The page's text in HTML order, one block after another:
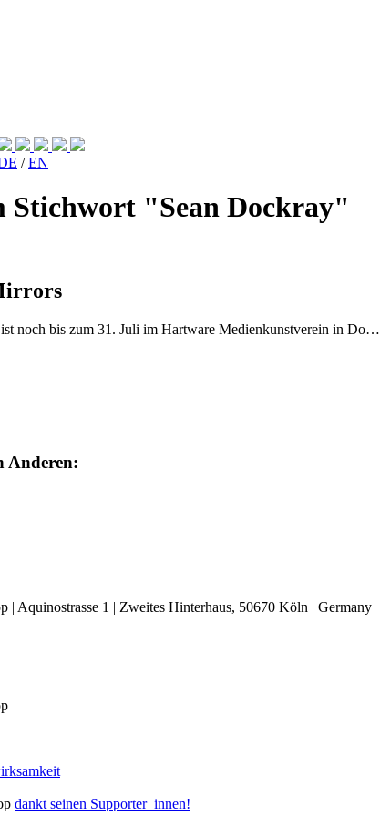
/EN
Stichwort "Sean Dockray"
noch bis zum 31. Juli im Hartware Medienkunstverein in Do…
Anderen:
| Aquinostrasse 1 | Zweites Hinterhaus, 50670 Köln | Germany
dankt seinen Supporter_innen!